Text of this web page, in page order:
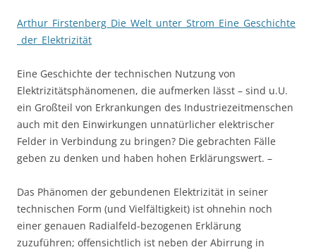
Arthur_Firstenberg_Die_Welt_unter_Strom_Eine_Geschichte
_der_Elektrizität
Eine Geschichte der technischen Nutzung von
Elektrizitätsphänomenen, die aufmerken lässt – sind u.U.
ein Großteil von Erkrankungen des Industriezeitmenschen
auch mit den Einwirkungen unnatürlicher elektrischer
Felder in Verbindung zu bringen? Die gebrachten Fälle
geben zu denken und haben hohen Erklärungswert. –
Das Phänomen der gebundenen Elektrizität in seiner
technischen Form (und Vielfältigkeit) ist ohnehin noch
einer genauen Radialfeld-bezogenen Erklärung
zuzuführen; offensichtlich ist neben der Abirrung in